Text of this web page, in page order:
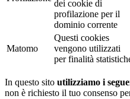
dei cookie di
profilazione per il
dominio corrente
Matomo
Questi cookies
vengono utilizzati
per finalità
In questo sito utilizziamo i
non è richiesto il tuo consenso